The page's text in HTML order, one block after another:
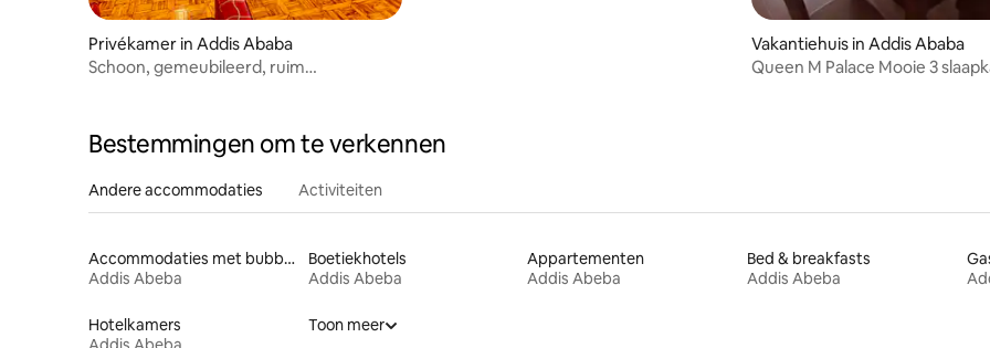
Privékamer in Addis Ababa
Schoon, gemeubileerd, ruim
Vakantiehuis in Addis Ababa
Queen M Palace Mooie 3
Bestemmingen om te verkennen
Andere accommodaties Activiteiten
Accommodaties met bubbelbad
Addis Abeba
Boetiekhotels
Addis Abeba
Appartementen
Addis Abeba
Bed & breakfasts
Addis Abeba
Hotelkamers
Toon meer